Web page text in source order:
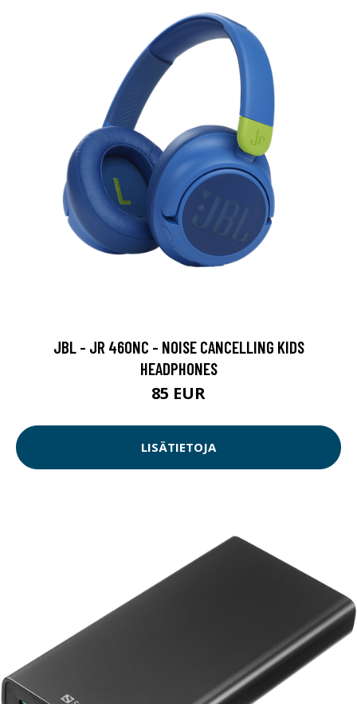
JBL - JR 460NC - NOISE CANCELLING KIDS
HEADPHONES
85 EUR
LISÄTIETOJA